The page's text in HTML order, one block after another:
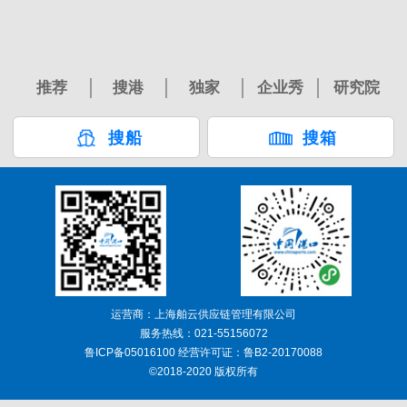
推荐 搜港 独家 企业秀 研究院
搜船 搜箱
运营商：上海舶云供应链管理有限公司
服务热线：021-55156072
鲁ICP备05016100 经营许可证：鲁B2-20170088
©2018-2020 版权所有